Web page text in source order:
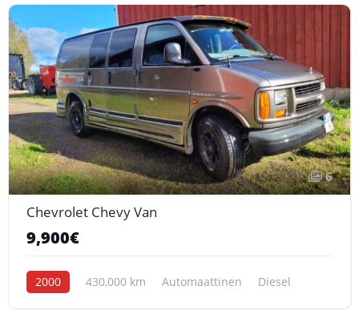
6
Chevrolet Chevy Van
9,900€
2000 430,000 km Automaattinen Diesel